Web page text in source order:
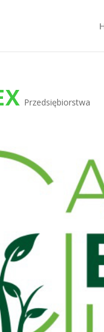
Przedsiębiorstwa